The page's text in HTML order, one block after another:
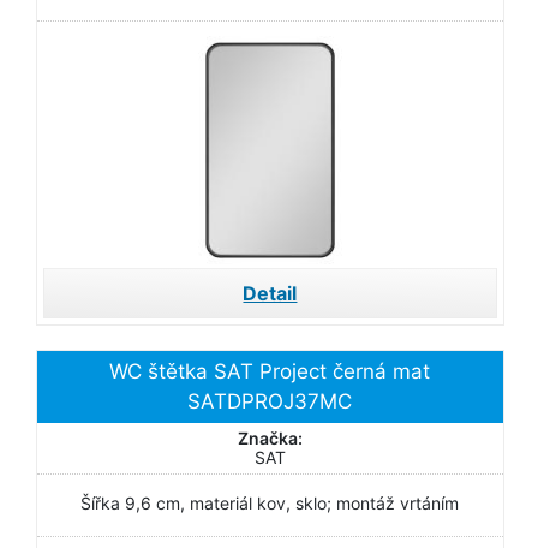
Detail
WC štětka SAT Project černá mat
SATDPROJ37MC
Značka:
SAT
Šířka 9,6 cm, materiál kov, sklo; montáž vrtáním